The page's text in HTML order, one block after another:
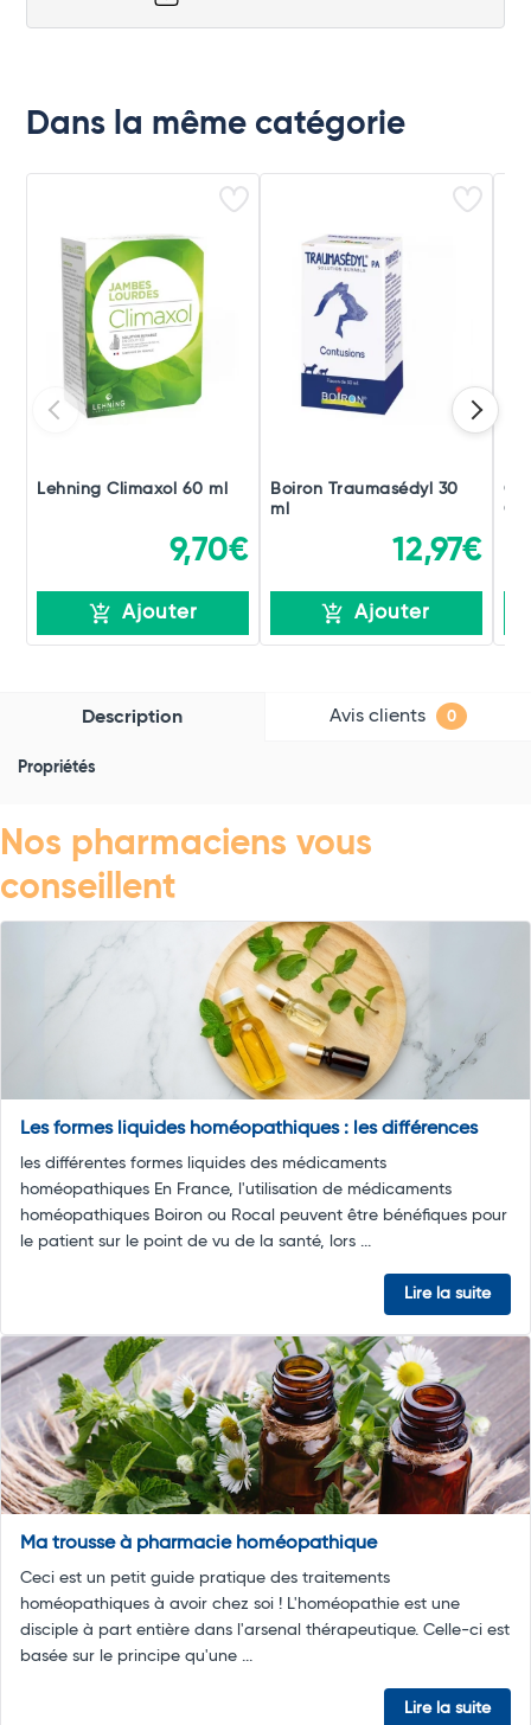
Dans la même catégorie
Lehning Climaxol 60 ml
9,70€
Ajouter
Boiron Traumasédyl 30
ml
12,97€
Ajouter
Description Avis clients 0
Propriétés
Nos pharmaciens vous
conseillent
Les formes liquides homéopathiques : les différences
les différentes formes liquides des médicaments
homéopathiques En France, l'utilisation de médicaments
homéopathiques Boiron ou Rocal peuvent être bénéfiques pour
le patient sur le point de vu de la santé, lors ...
Lire la suite
Ma trousse à pharmacie homéopathique
Ceci est un petit guide pratique des traitements
homéopathiques à avoir chez soi ! L'homéopathie est une
disciple à part entière dans l'arsenal thérapeutique. Celle-ci est
basée sur le principe qu'une ...
Lire la suite